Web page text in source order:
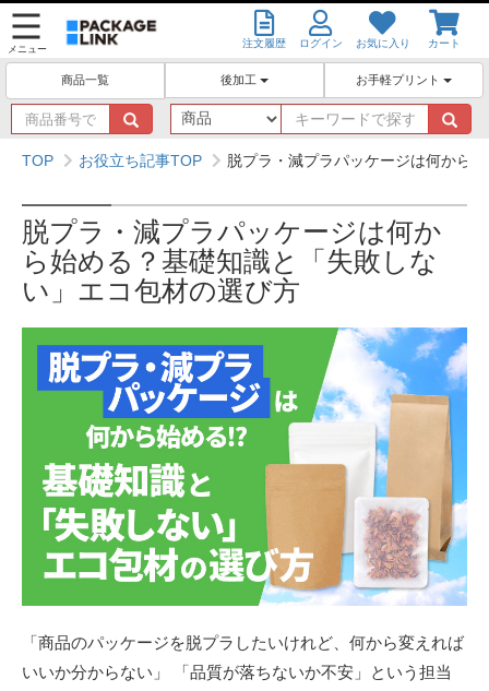
メニュー 注文履歴 ログイン お気に入り カート
商品一覧 後加工 お手軽プリント
商
品
番
で
探
す
キ
ー
ワ
ド
で
探
す
TOP お役立ち記事TOP 脱プラ・減プラパッケージは何から
脱プラ・減プラパッケージは何か
ら始める？基礎知識と「失敗しな
い」エコ包材の選び方
「商品のパッケージを脱プラしたいけれど、何から変えれば
いいか分からない」 「品質が落ちないか不安」という担当